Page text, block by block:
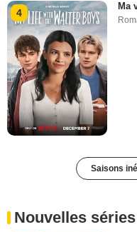
4
Ma
Saisons
Nouvelles